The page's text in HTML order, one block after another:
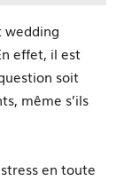
wedding
effet, il est
soit
même s’ils
en toute